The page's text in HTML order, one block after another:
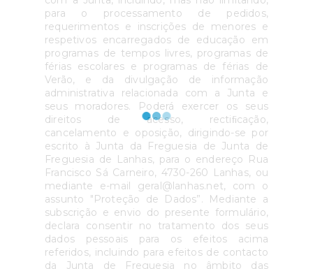
para o processamento de pedidos,
requerimentos e inscrições de menores e
respetivos encarregados de educação em
programas de tempos livres, programas de
férias escolares e programas de férias de
Verão, e da divulgação de informação
administrativa relacionada com a Junta e
seus moradores. Poderá exercer os seus
direitos de acesso, rectiﬁcação,
cancelamento e oposição, dirigindo-se por
escrito à Junta da Freguesia de Junta de
Freguesia de Lanhas, para o endereço Rua
Francisco Sá Carneiro, 4730-260 Lanhas, ou
mediante e-mail geral@lanhas.net, com o
assunto "Proteção de Dados”. Mediante a
subscrição e envio do presente formulário,
declara consentir no tratamento dos seus
dados pessoais para os efeitos acima
referidos, incluindo para efeitos de contacto
da Junta de Freguesia no âmbito das